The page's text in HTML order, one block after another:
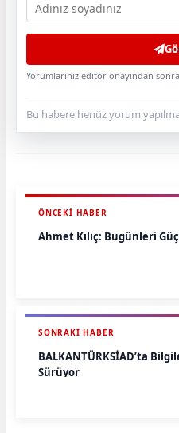
Yorumlarınız editör onayından sonra
Bu habere henüz yorum
ÖNCEKI HABER
Ahmet Kılıç: Bugünleri
SONRAKI HABER
BALKANTÜRKSİAD’ta
Sürüyor